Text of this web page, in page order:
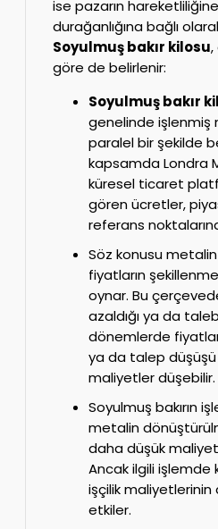
ise pazarın
durağanlığına bağlı
Soyulmuş bakır kilosu,
göre de belirlenir:
Soyulmuş bakır
genelinde işlenmiş
paralel bir şekilde
kapsamda Londra
küresel ticaret
gören ücretler,
referans
Söz konusu
fiyatların
oynar. Bu
azaldığı ya da
dönemlerde fiyatlar
ya da talep
maliyetler düşebilir.
Soyulmuş bakırın
metalin
daha düşük
Ancak ilgili işlemde
işçilik maliyetlerinin
etkiler.